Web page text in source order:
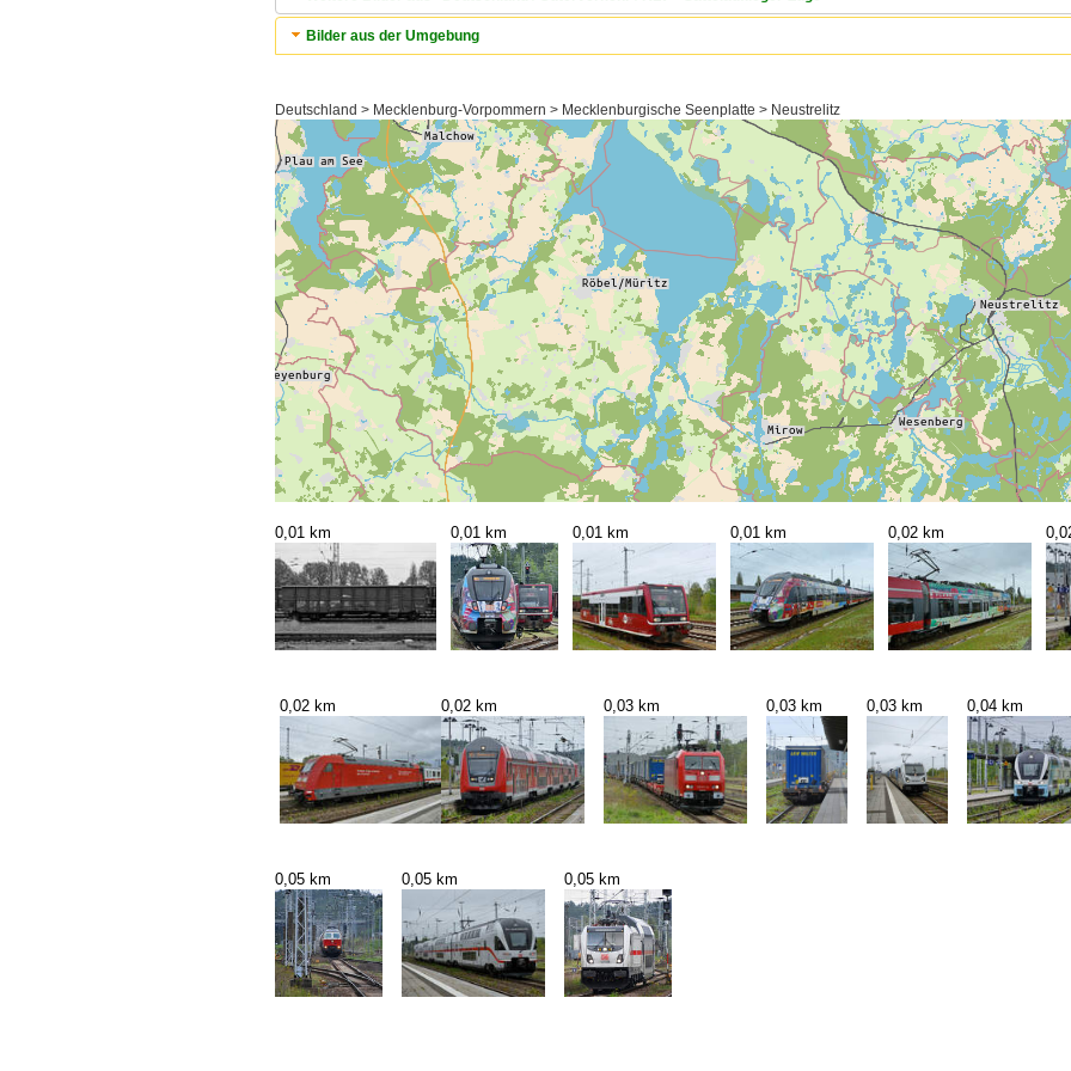
Bilder aus der Umgebung
Deutschland > Mecklenburg-Vorpommern > Mecklenburgische Seenplatte > Neustrelitz
0,01 km 0,01 km 0,01 km 0,01 km 0,02 km
0,02 km 0,02 km 0,03 km 0,03 km 0,03 km 0,04 km
0,05 km 0,05 km 0,05 km